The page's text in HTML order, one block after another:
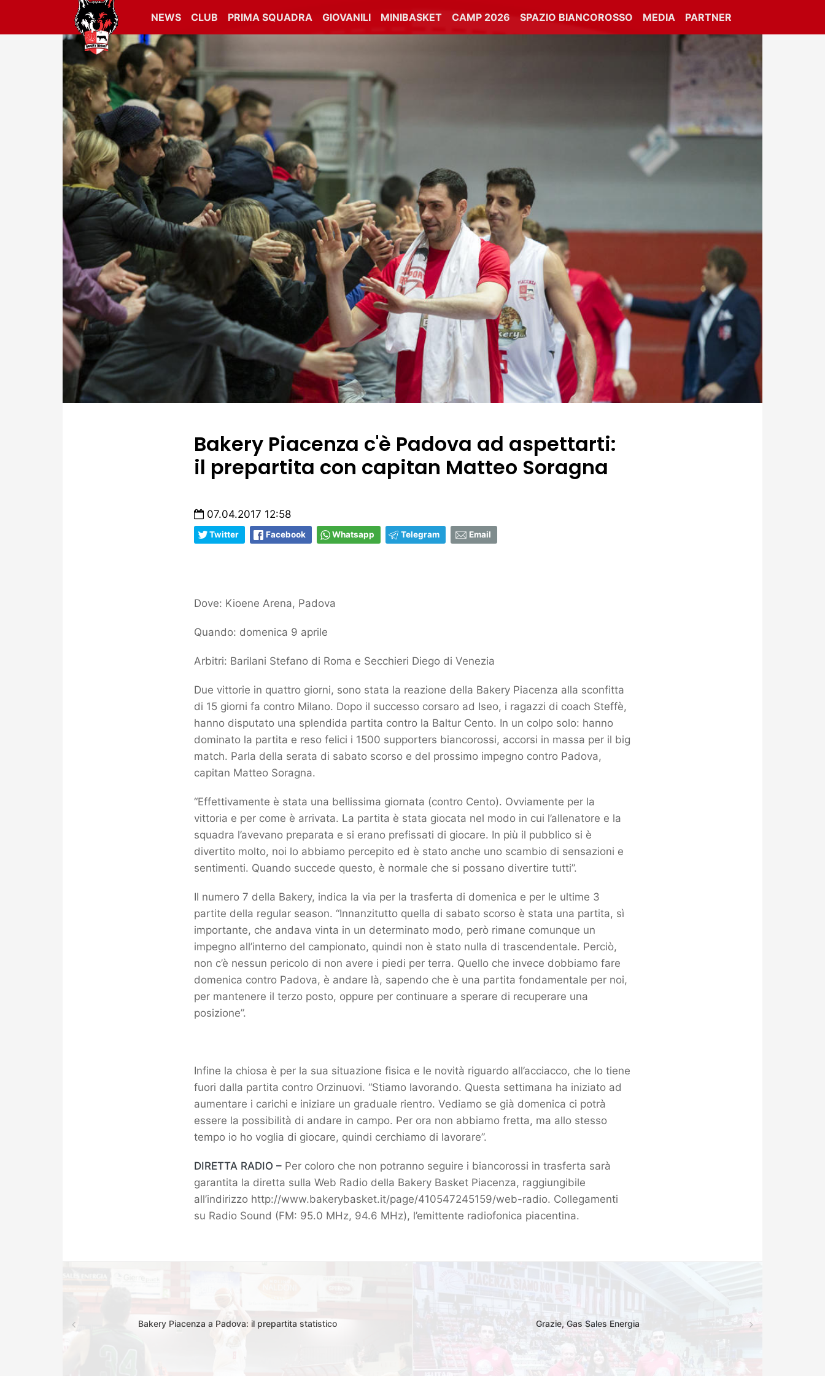
NEWS CLUB PRIMA SQUADRA GIOVANILI MINIBASKET CAMP 2026 SPAZIO BIANCOROSSO MEDIA PARTNER
Bakery Piacenza c'è Padova ad aspettarti:
il prepartita con capitan Matteo Soragna
07.04.2017 12:58
Twitter Facebook Whatsapp Telegram Email
Dove: Kioene Arena, Padova
Quando: domenica 9 aprile
Arbitri: Barilani Stefano di Roma e Secchieri Diego di Venezia
Due vittorie in quattro giorni, sono stata la reazione della Bakery Piacenza alla sconfitta
di 15 giorni fa contro Milano. Dopo il successo corsaro ad Iseo, i ragazzi di coach Steffè,
hanno disputato una splendida partita contro la Baltur Cento. In un colpo solo: hanno
dominato la partita e reso felici i 1500 supporters biancorossi, accorsi in massa per il big
match. Parla della serata di sabato scorso e del prossimo impegno contro Padova,
capitan Matteo Soragna.
“Effettivamente è stata una bellissima giornata (contro Cento). Ovviamente per la
vittoria e per come è arrivata. La partita è stata giocata nel modo in cui l’allenatore e la
squadra l’avevano preparata e si erano prefissati di giocare. In più il pubblico si è
divertito molto, noi lo abbiamo percepito ed è stato anche uno scambio di sensazioni e
sentimenti. Quando succede questo, è normale che si possano divertire tutti”.
Il numero 7 della Bakery, indica la via per la trasferta di domenica e per le ultime 3
partite della regular season. “Innanzitutto quella di sabato scorso è stata una partita, sì
importante, che andava vinta in un determinato modo, però rimane comunque un
impegno all’interno del campionato, quindi non è stato nulla di trascendentale. Perciò,
non c’è nessun pericolo di non avere i piedi per terra. Quello che invece dobbiamo fare
domenica contro Padova, è andare là, sapendo che è una partita fondamentale per noi,
per mantenere il terzo posto, oppure per continuare a sperare di recuperare una
posizione”.
Infine la chiosa è per la sua situazione fisica e le novità riguardo all’acciacco, che lo tiene
fuori dalla partita contro Orzinuovi. “Stiamo lavorando. Questa settimana ha iniziato ad
aumentare i carichi e iniziare un graduale rientro. Vediamo se già domenica ci potrà
essere la possibilità di andare in campo. Per ora non abbiamo fretta, ma allo stesso
tempo io ho voglia di giocare, quindi cerchiamo di lavorare”.
DIRETTA RADIO – Per coloro che non potranno seguire i biancorossi in trasferta sarà
garantita la diretta sulla Web Radio della Bakery Basket Piacenza, raggiungibile
all’indirizzo http://www.bakerybasket.it/page/410547245159/web-radio. Collegamenti
su Radio Sound (FM: 95.0 MHz, 94.6 MHz), l’emittente radiofonica piacentina.
Bakery Piacenza a Padova: il prepartita statistico Grazie, Gas Sales Energia